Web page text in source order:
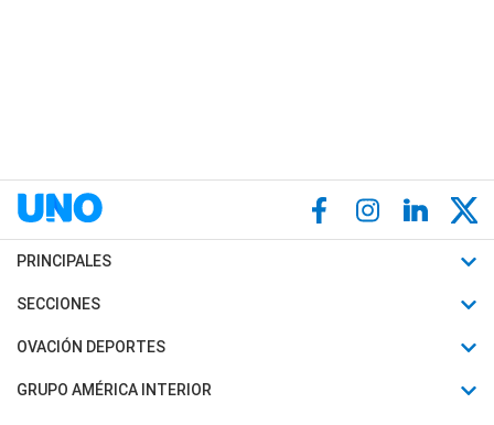
PRINCIPALES
Últimas Noticias
Política
SECCIONES
Horóscopo
Motores
OVACIÓN DEPORTES
Fútbol
GRUPO AMÉRICA INTERIOR